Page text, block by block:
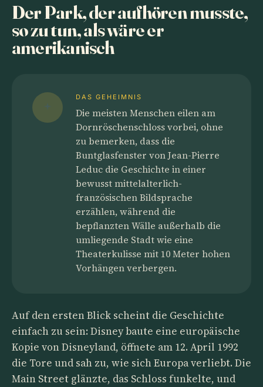
Der Park, der aufhören musste,
so zu tun, als wäre er
amerikanisch
DAS GEHEIMNIS
Die meisten Menschen eilen am
Dornröschenschloss vorbei, ohne
zu bemerken, dass die
Buntglasfenster von Jean-Pierre
Leduc die Geschichte in einer
bewusst mittelalterlich-
französischen Bildsprache
erzählen, während die
bepflanzten Wälle außerhalb die
umliegende Stadt wie eine
Theaterkulisse mit 10 Meter hohen
Vorhängen verbergen.
Auf den ersten Blick scheint die Geschichte
einfach zu sein: Disney baute eine europäische
Kopie von Disneyland, öffnete am 12. April 1992
die Tore und sah zu, wie sich Europa verliebt. Die
Main Street glänzte, das Schloss funkelte, und